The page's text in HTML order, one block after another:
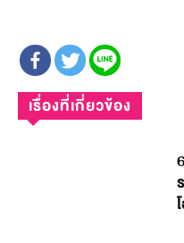
เรื่องที่เกี่ยวข้อง